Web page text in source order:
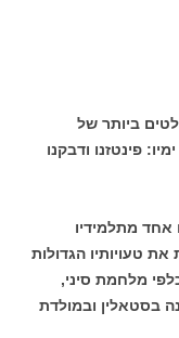
ביותר של
פינטזנו ודבקנו
אחד מתלמידיו
טעויותיו הגדולות
מלחמת סיני,
בסטאלין ובמולדת